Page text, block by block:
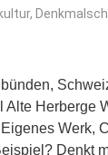
,
Herberge
Werk,
Denkt